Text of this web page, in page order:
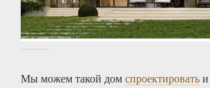
Мы можем такой дом спроектировать и